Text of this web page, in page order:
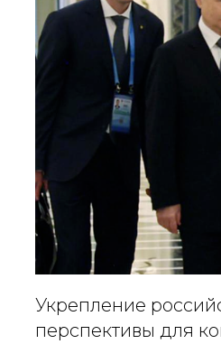
Укрепление
перспективы для